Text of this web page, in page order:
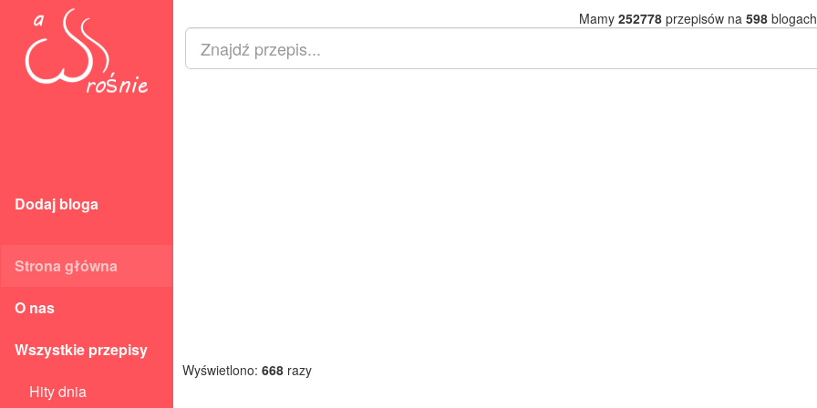
Dodaj bloga
Strona główna
O nas
Wszystkie przepisy
Hity dnia
Mamy 252778przepisów na 598
Wyświetlono: 668 razy